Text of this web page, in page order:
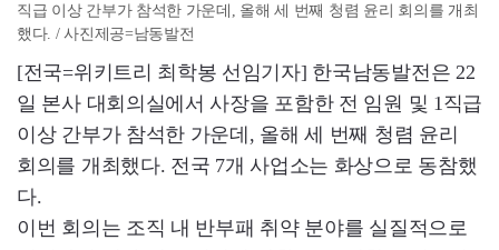
직급 이상 간부가 참석한 가운데, 올해 세 번째 청렴 윤리 회의를 개최
했다. / 사진제공=남동발전
[전국=위키트리 최학봉 선임기자] 한국남동발전은 22
일 본사 대회의실에서 사장을 포함한 전 임원 및 1직급
이상 간부가 참석한 가운데, 올해 세 번째 청렴 윤리
회의를 개최했다. 전국 7개 사업소는 화상으로 동참했
다.
이번 회의는 조직 내 반부패 취약 분야를 실질적으로